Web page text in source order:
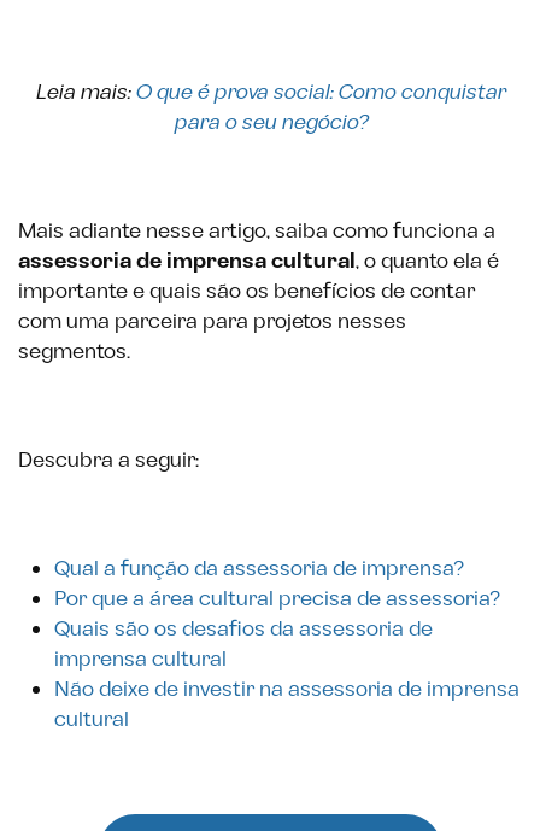
Leia mais:O que é prova social: Como conquistar
para o seu negócio?
Mais adiante nesse artigo, saiba como funciona a
assessoria de imprensa cultural, o quanto ela é
importante e quais são os benefícios de contar
com uma parceira para projetos nesses
segmentos.
Descubra a seguir:
Qual a função da assessoria de imprensa?
Por que a área cultural precisa de assessoria?
Quais são os desafios da assessoria de
imprensa cultural
Não deixe de investir na assessoria de imprensa
cultural